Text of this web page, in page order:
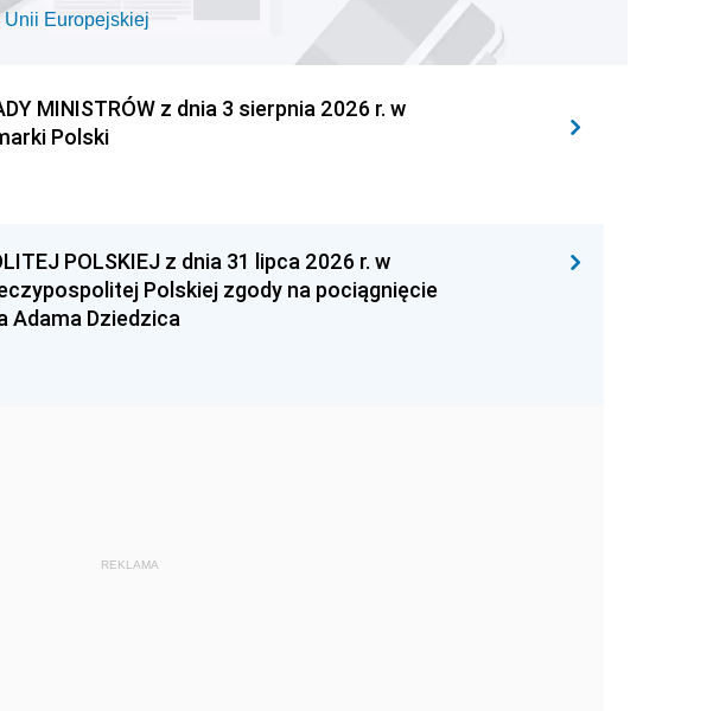
Unii Europejskiej
MINISTRÓW z dnia 3 sierpnia 2026 r. w
Polski
POLSKIEJ z dnia 31 lipca 2026 r. w
Polskiej zgody na pociągnięcie
Adama Dziedzica
REKLAMA